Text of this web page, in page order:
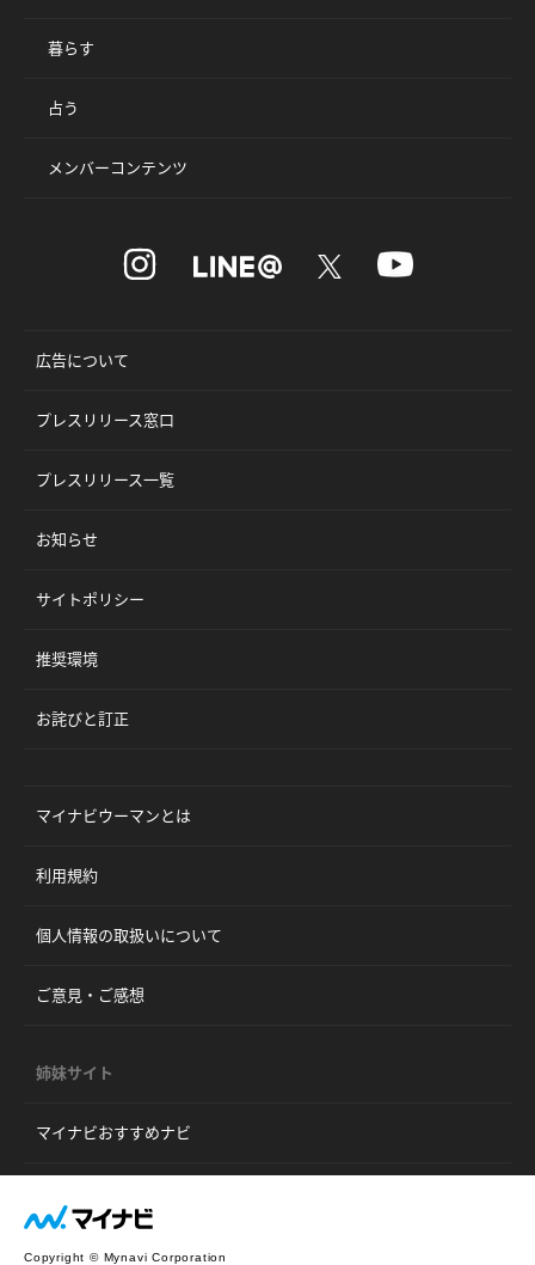
暮らす
占う
メンバーコンテンツ
広告について
プレスリリース窓口
プレスリリース一覧
お知らせ
サイトポリシー
推奨環境
お詫びと訂正
マイナビウーマンとは
利用規約
個人情報の取扱いについて
ご意見・ご感想
姉妹サイト
マイナビおすすめナビ
Copyright © Mynavi Corporation